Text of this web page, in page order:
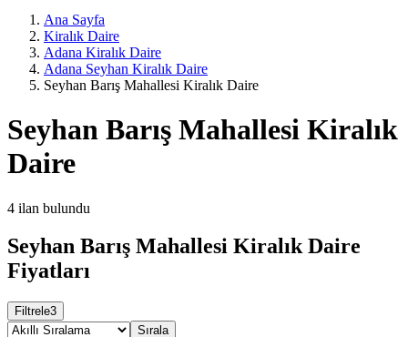
Ana Sayfa
Kiralık Daire
Adana Kiralık Daire
Adana Seyhan Kiralık Daire
Seyhan Barış Mahallesi Kiralık Daire
Seyhan Barış Mahallesi Kiralık
Daire
4 ilan bulundu
Seyhan Barış Mahallesi Kiralık Daire
Fiyatları
Filtrele3
Sırala